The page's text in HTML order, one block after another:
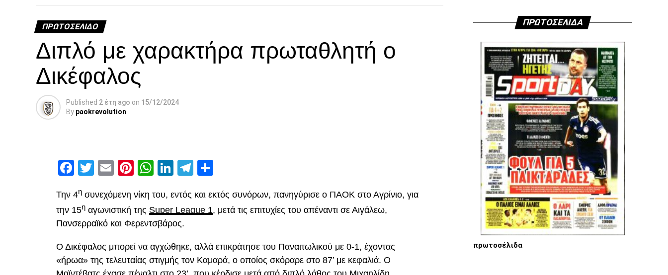
ΠΡΩΤΟΣΈΛΙΔΟ
Διπλό με χαρακτήρα πρωταθλητή ο
Δικέφαλος
Published 2 έτη ago on 15/12/2024
By paokrevolution
Facebook
Twitter
EmailPinterest
WhatsApp
LinkedIn
Telegram
Την 4η συνεχόμενη νίκη του, εντός και εκτός συνόρων, πανηγύρισε ο ΠΑΟΚ στο Αγρίνιο, για
την 15η αγωνιστική της Super League 1, μετά τις επιτυχίες του απέναντι σε Αιγάλεω,
Πανσερραϊκό και Φερεντσβάρος.
Ο Δικέφαλος μπορεί να αγχώθηκε, αλλά επικράτησε του Παναιτωλικού με 0-1, έχοντας
«ήρωα» της τελευταίας στιγμής τον Καμαρά, ο οποίος σκόραρε στο 87’ με κεφαλιά. Ο
ΠΡΩΤΟΣΕΛΙΔΑ
πρωτοσέλιδα